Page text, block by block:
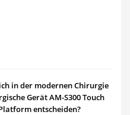
in der modernen Chirurgie
Gerät AM-S300 Touch
entscheiden?